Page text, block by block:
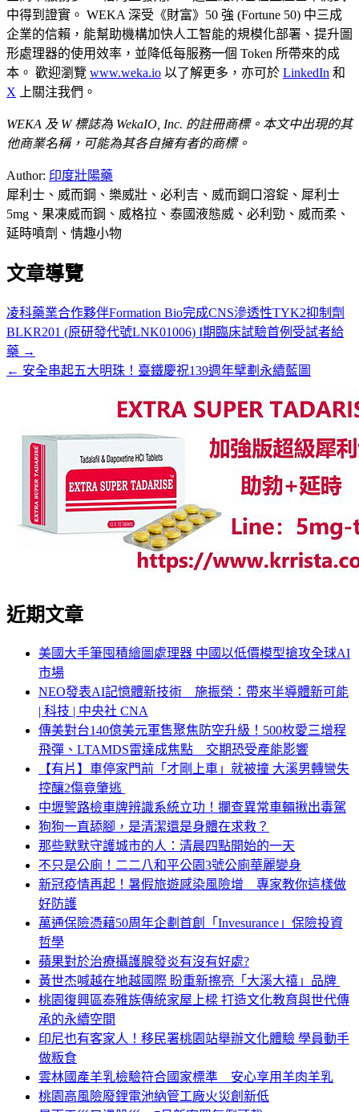
中得到證實。 WEKA 深受《財富》50 強 (Fortune 50) 中三成
企業的信賴，能幫助機構加快人工智能的規模化部署、提升圖
形處理器的使用效率，並降低每服務一個 Token 所帶來的成
本。 歡迎瀏覽 www.weka.io 以了解更多，亦可於 LinkedIn 和
X 上關注我們。
WEKA 及 W 標誌為 WekaIO, Inc. 的註冊商標。本文中出現的其
他商業名稱，可能為其各自擁有者的商標。
Author: 印度壯陽藥
犀利士、威而鋼、樂威壯、必利吉、威而鋼口溶錠、犀利士
5mg、果凍威而鋼、威格拉、泰國液態威、必利勁、威而柔、
延時噴劑、情趣小物
文章導覽
凌科藥業合作夥伴Formation Bio完成CNS滲透性TYK2抑制劑
BLKR201 (原研發代號LNK01006) I期臨床試驗首例受試者給
藥 →
← 安全串起五大明珠！臺鐵慶祝139週年擘劃永續藍圖
近期文章
美國大手筆囤積繪圖處理器 中國以低價模型搶攻全球AI
市場
NEO發表AI記憶體新技術 施振榮：帶來半導體新可能
| 科技 | 中央社 CNA
傳美對台140億美元軍售聚焦防空升級！500枚愛三增程
飛彈、LTAMDS雷達成焦點 交期恐受產能影響
【有片】車停家門前「才剛上車」就被撞 大溪男轉彎失
控釀2傷竟肇逃
中壢警路檢車牌辨識系統立功！攔查異常車輛揪出毒駕
狗狗一直舔腳，是清潔還是身體在求救？
那些默默守護城市的人：清晨四點開始的一天
不只是公廁！二二八和平公園3號公廁華麗變身
新冠疫情再起！暑假旅遊感染風險增 專家教你這樣做
好防護
萬通保險憑藉50周年企劃首創「Invesurance」保險投資
哲學
蘋果對於治療攝護腺發炎有沒有好處?
黃世杰喊越在地越國際 盼重新擦亮「大溪大禧」品牌
桃園復興區泰雅族傳統家屋上樑 打造文化教育與世代傳
承的永續空間
印尼也有客家人！移民署桃園站舉辦文化體驗 學員動手
做粄食
雲林國產羊乳檢驗符合國家標準 安心享用羊肉羊乳
桃園高風險廢鋰電池納管工廠火災創新低